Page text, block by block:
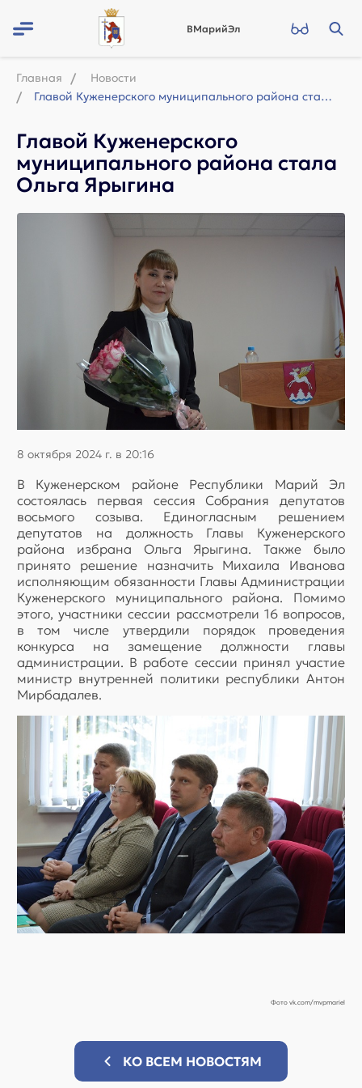
ВМарийЭл
Главная
Новости
Главой Куженерского муниципального района стала Ольга Ярыгина
Главой Куженерского
муниципального района стала
Ольга Ярыгина
8 октября 2024 г. в 20:16
В Куженерском районе Республики Марий Эл
состоялась первая сессия Собрания депутатов
восьмого созыва. Единогласным решением
депутатов на должность Главы Куженерского
района избрана Ольга Ярыгина. Также было
принято решение назначить Михаила Иванова
исполняющим обязанности Главы Администрации
Куженерского муниципального района. Помимо
этого, участники сессии рассмотрели 16 вопросов,
в том числе утвердили порядок проведения
конкурса на замещение должности главы
администрации. В работе сессии принял участие
министр внутренней политики республики Антон
Мирбадалев.
Фото vk.com/mvpmariel
КО ВСЕМ НОВОСТЯМ